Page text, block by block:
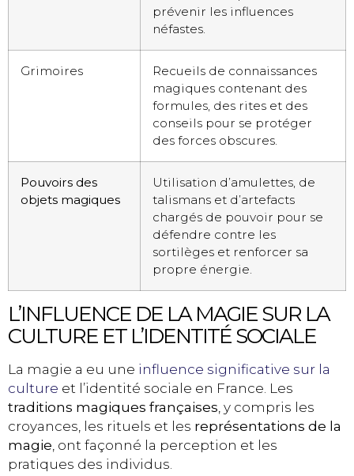
prévenir les influences
néfastes.
Grimoires
Recueils de connaissances
magiques contenant des
formules, des rites et des
conseils pour se protéger
des forces obscures.
Pouvoirs des
objets magiques
Utilisation d’amulettes, de
talismans et d’artefacts
chargés de pouvoir pour se
défendre contre les
sortilèges et renforcer sa
propre énergie.
L’INFLUENCE DE LA MAGIE SUR LA
CULTURE ET L’IDENTITÉ SOCIALE
La magie a eu une influence significative sur la
culture et l’identité sociale en France. Les
traditions magiques françaises , y compris les
croyances, les rituels et les représentations de la
magie , ont façonné la perception et les
pratiques des individus.